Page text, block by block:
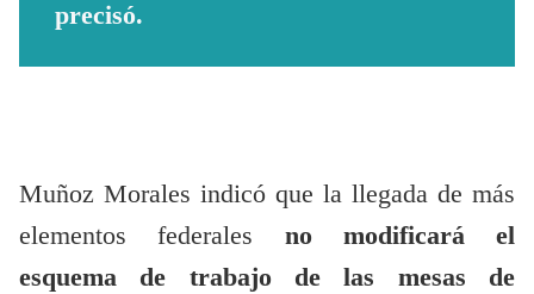
precisó.
Muñoz Morales indicó que la llegada de más
elementos federales no modificará el
esquema de trabajo de las mesas de